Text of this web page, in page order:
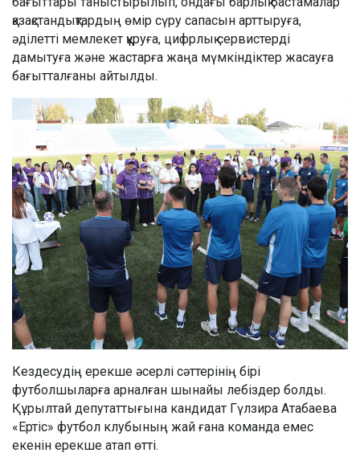
қазақстандықтардың өмір сүру сапасын арттыруға,
әділетті мемлекет құруға, цифрлық сервистерді
дамытуға және жастарға жаңа мүмкіндіктер жасауға
бағытталғаны айтылды.
Кездесудің ерекше әсерлі сәттерінің бірі
футболшыларға арналған шынайы лебіздер болды.
Құрылтай депутаттығына кандидат Гүлзира Атабаева
«Ертіс» футбол клубының жай ғана команда емес
екенін ерекше атап өтті.